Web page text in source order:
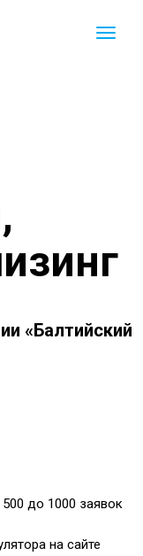
«Балтийский
до 1000 заявок
на сайте